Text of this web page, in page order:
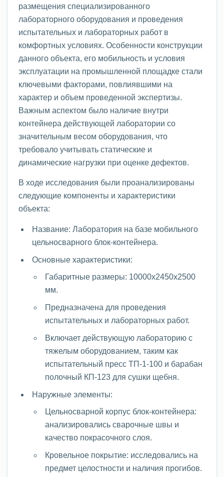
размещения специализированного
лабораторного оборудования и проведения
испытательных и лабораторных работ в
комфортных условиях. Особенности конструкции
данного объекта, его мобильность и условия
эксплуатации на промышленной площадке стали
ключевыми факторами, повлиявшими на
характер и объем проведенной экспертизы.
Важным аспектом было наличие внутри
контейнера действующей лаборатории со
значительным весом оборудования, что
требовало учитывать статические и
динамические нагрузки при оценке дефектов.
В ходе исследования были проанализированы
следующие компоненты и характеристики
объекта:
Название: Лаборатория на базе мобильного
цельносварного блок-контейнера.
Основные характеристики:
Габаритные размеры: 10000х2450х2500
мм.
Предназначена для проведения
испытательных и лабораторных работ.
Включает действующую лабораторию с
тяжелым оборудованием, таким как
испытательный пресс ТП-1-100 и барабан
полочный КП-123 для сушки щебня.
Наружные элементы:
Цельносварной корпус блок-контейнера:
анализировались сварочные швы и
качество покрасочного слоя.
Кровельное покрытие: исследовались на
предмет целостности и наличия прогибов.